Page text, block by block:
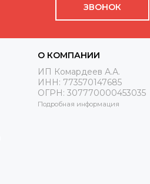
ЗВОНОК
О КОМПАНИИ
ИП Комардеев А.А.
ИНН: 773570147685
ОГРН: 307770000453035
Подробная информация